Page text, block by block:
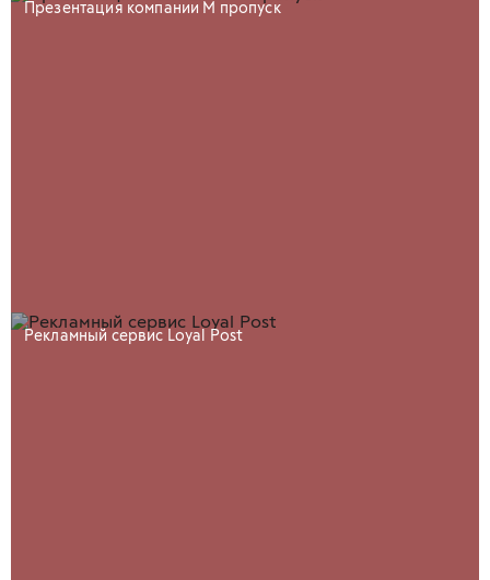
Презентация компании М пропуск
Рекламный сервис Loyal Post